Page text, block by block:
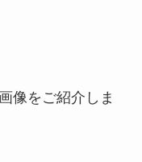
像をご紹介しま